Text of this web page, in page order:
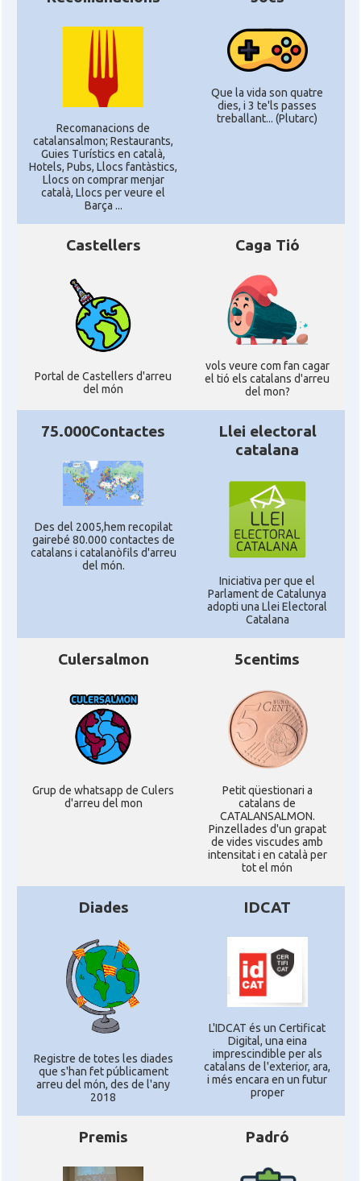
Recomanacions de
catalansalmon; Restaurants,
Guies Turístics en català,
Hotels, Pubs, Llocs fantàstics,
Llocs on comprar menjar
català, Llocs per veure el
Barça ...
Que la vida son quatre
dies, i 3 te'ls passes
treballant... (Plutarc)
Castellers
Portal de Castellers d'arreu
del món
Caga Tió
vols veure com fan cagar
el tió els catalans d'arreu
del mon?
75.000Contactes
Des del 2005,hem recopilat
gairebé 80.000 contactes de
catalans i catalanòfils d'arreu
del món.
Llei electoral
catalana
Iniciativa per que el
Parlament de Catalunya
adopti una Llei Electoral
Catalana
Culersalmon
Grup de whatsapp de Culers
d'arreu del mon
5centims
Petit qüestionari a
catalans de
CATALANSALMON.
Pinzellades d'un grapat
de vides viscudes amb
intensitat i en català per
tot el món
Diades
Registre de totes les diades
que s'han fet públicament
arreu del món, des de l'any
2018
IDCAT
L'IDCAT és un Certificat
Digital, una eina
imprescindible per als
catalans de l'exterior, ara,
i més encara en un futur
proper
Premis Padró